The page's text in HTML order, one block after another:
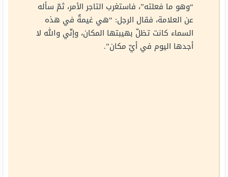
“وهو ما فعلته”، فاستغرب التاجر الأمر، ثمّ سأله
عن العلامة، فقال الرجل: “هي غيمةٌ في هذه
السماء كانت تظلّ بهيبتها المكان، وإنّي والله لا
أجدها اليوم في أيّ مكان”.